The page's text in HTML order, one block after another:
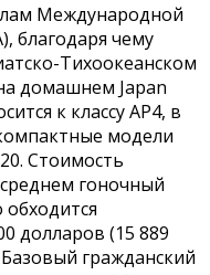
Международной
благодаря чему
Тихоокеанском
домашнем Japan
к классу AP4, в
модели
Стоимость
гоночный
долларов (15 889
гражданский